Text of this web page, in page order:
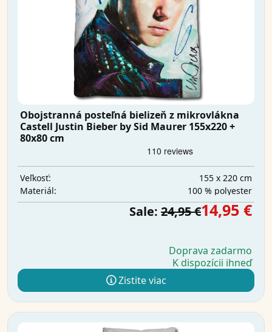
Obojstranná posteľná bielizeň z mikrovlákna
Castell Justin Bieber by Sid Maurer 155x220 +
80x80 cm
Veľkosť:
155 x 220 cm
Materiál:
100 % polyester
Sale: 24,95 €14,95 €
Doprava zadarmo
K dispozícii ihneď
Zistite viac